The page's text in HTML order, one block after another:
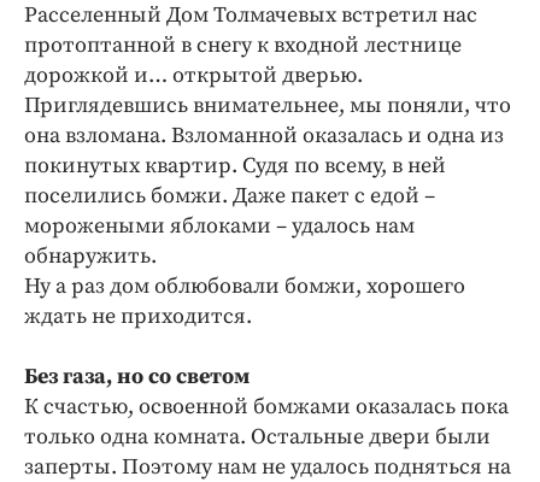
Расселенный Дом Толмачевых встретил нас
протоптанной в снегу к входной лестнице
дорожкой и… открытой дверью.
Приглядевшись внимательнее, мы поняли, что
она взломана. Взломанной оказалась и одна из
покинутых квартир. Судя по всему, в ней
поселились бомжи. Даже пакет с едой –
морожеными яблоками – удалось нам
обнаружить.
Ну а раз дом облюбовали бомжи, хорошего
ждать не приходится.
Без газа, но со светом
К счастью, освоенной бомжами оказалась пока
только одна комната. Остальные двери были
заперты. Поэтому нам не удалось подняться на